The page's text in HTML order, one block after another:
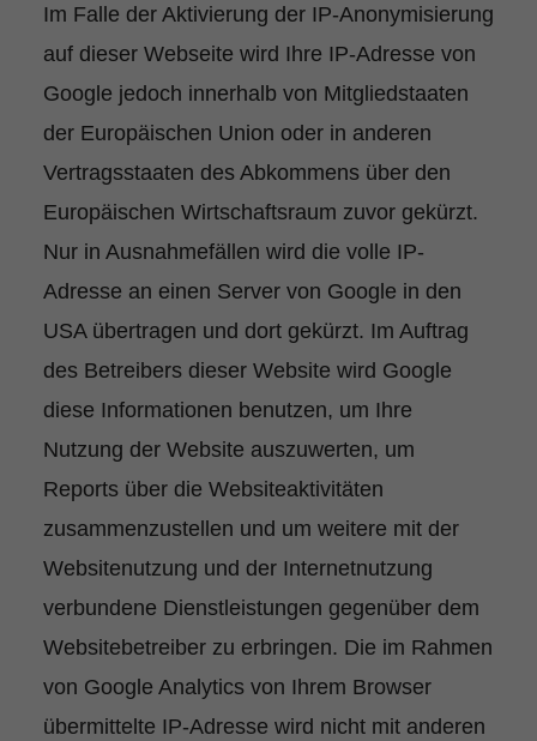
Im Falle der Aktivierung der IP-Anonymisierung
auf dieser Webseite wird Ihre IP-Adresse von
Google jedoch innerhalb von Mitgliedstaaten
der Europäischen Union oder in anderen
Vertragsstaaten des Abkommens über den
Europäischen Wirtschaftsraum zuvor gekürzt.
Nur in Ausnahmefällen wird die volle IP-
Adresse an einen Server von Google in den
USA übertragen und dort gekürzt. Im Auftrag
des Betreibers dieser Website wird Google
diese Informationen benutzen, um Ihre
Nutzung der Website auszuwerten, um
Reports über die Websiteaktivitäten
zusammenzustellen und um weitere mit der
Websitenutzung und der Internetnutzung
verbundene Dienstleistungen gegenüber dem
Websitebetreiber zu erbringen. Die im Rahmen
von Google Analytics von Ihrem Browser
übermittelte IP-Adresse wird nicht mit anderen